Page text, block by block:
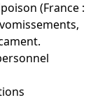
(France :